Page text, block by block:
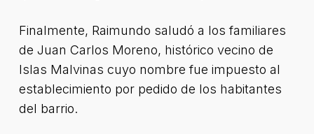
Finalmente, Raimundo saludó a los familiares
de Juan Carlos Moreno, histórico vecino de
Islas Malvinas cuyo nombre fue impuesto al
establecimiento por pedido de los habitantes
del barrio.